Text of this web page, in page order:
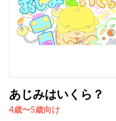
あじみはいくら？
4歳〜5歳向け